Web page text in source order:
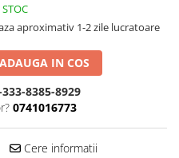
aproximativ 1-2 zile lucratoare
ADAUGA IN COS
8385-8929
0741016773
Cere informatii